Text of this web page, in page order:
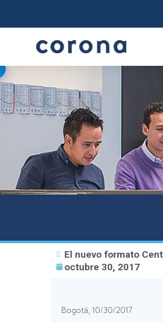
El nuevo formato
octubre 30, 2017
Bogotá, 10/30/2017